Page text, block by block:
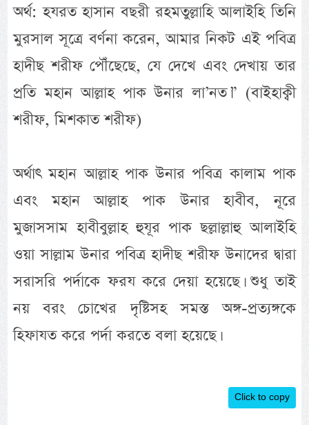
অর্থ: হযরত হাসান বছরী রহমতুল্লাহি আলাইহি তিনি
মুরসাল সূত্রে বর্ণনা করেন, আমার নিকট এই পবিত্র
হাদীছ শরীফ পৌঁছেছে, যে দেখে এবং দেখায় তার
প্রতি মহান আল্লাহ পাক উনার লা’নত।” (বাইহাক্বী
শরীফ, মিশকাত শরীফ)
অর্থাৎ মহান আল্লাহ পাক উনার পবিত্র কালাম পাক
এবং মহান আল্লাহ পাক উনার হাবীব, নূরে
মুজাসসাম হাবীবুল্লাহ হুযূর পাক ছল্লাল্লাহু আলাইহি
ওয়া সাল্লাম উনার পবিত্র হাদীছ শরীফ উনাদের দ্বারা
সরাসরি পর্দাকে ফরয করে দেয়া হয়েছে। শুধু তাই
নয় বরং চোখের দৃষ্টিসহ সমস্ত অঙ্গ-প্রত্যঙ্গকে
হিফাযত করে পর্দা করতে বলা হয়েছে।
Click to copy